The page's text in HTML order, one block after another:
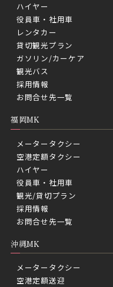
ハイヤー
役員車・社用車
レンタカー
貸切観光プラン
ガソリン/カーケア
観光バス
採用情報
お問合せ先一覧
福岡MK
メータータクシー
空港定額タクシー
ハイヤー
役員車・社用車
観光/貸切プラン
採用情報
お問合せ先一覧
沖縄MK
メータータクシー
空港定額送迎